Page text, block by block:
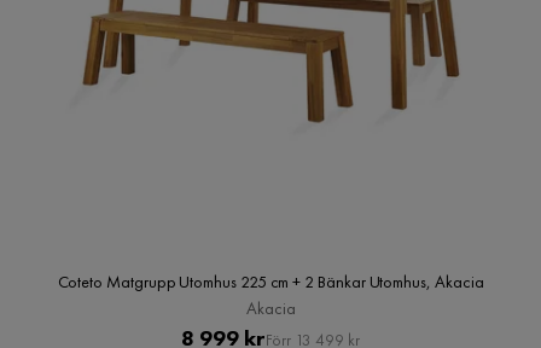
Coteto Matgrupp Utomhus 225 cm + 2 Bänkar Utomhus, Akacia
Akacia
Pris
8 999 krOriginal
Förr 13 499 kr